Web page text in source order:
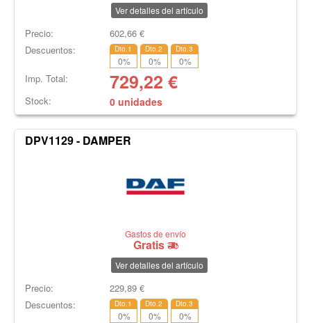
Ver detalles del artículo
Precio: 602,66€
Descuentos:
Dto.1
0%
Dto.2
0%
Dto.3
0%
Imp. Total: 729,22 €
Stock: 0 unidades
DPV1129 - DAMPER
Gastos de envío
Gratis
Ver detalles del artículo
Precio: 229,89€
Descuentos:
Dto.1
0%
Dto.2
0%
Dto.3
0%